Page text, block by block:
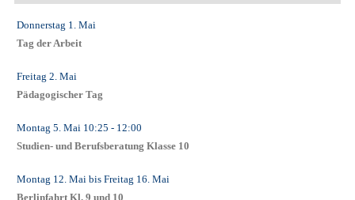
Donnerstag 1. Mai
Tag der Arbeit
Freitag 2. Mai
Pädagogischer Tag
Montag 5. Mai 10:25 - 12:00
Studien- und Berufsberatung Klasse 10
Montag 12. Mai bis Freitag 16. Mai